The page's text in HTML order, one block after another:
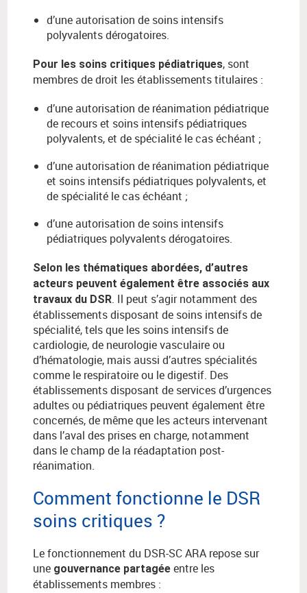
d’une autorisation de soins intensifs
polyvalents dérogatoires.
Pour les soins critiques pédiatriques, sont
membres de droit les établissements titulaires :
d’une autorisation de réanimation pédiatrique
de recours et soins intensifs pédiatriques
polyvalents, et de spécialité le cas échéant ;
d’une autorisation de réanimation pédiatrique
et soins intensifs pédiatriques polyvalents, et
de spécialité le cas échéant ;
d’une autorisation de soins intensifs
pédiatriques polyvalents dérogatoires.
Selon les thématiques abordées, d’autres
acteurs peuvent également être associés aux
travaux du DSR. Il peut s’agir notamment des
établissements disposant de soins intensifs de
spécialité, tels que les soins intensifs de
cardiologie, de neurologie vasculaire ou
d’hématologie, mais aussi d’autres spécialités
comme le respiratoire ou le digestif. Des
établissements disposant de services d’urgences
adultes ou pédiatriques peuvent également être
concernés, de même que les acteurs intervenant
dans l’aval des prises en charge, notamment
dans le champ de la réadaptation post-
réanimation.
Comment fonctionne le DSR
soins critiques ?
Le fonctionnement du DSR-SC ARA repose sur
une gouvernance partagée entre les
établissements membres :